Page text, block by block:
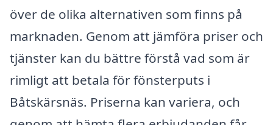
över de olika alternativen som finns på
marknaden. Genom att jämföra priser och
tjänster kan du bättre förstå vad som är
rimligt att betala för fönsterputs i
Båtskärsnäs. Priserna kan variera, och